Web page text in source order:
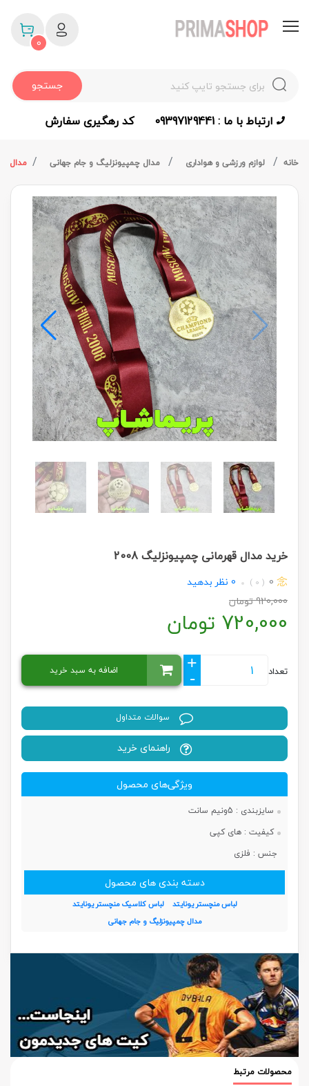
جستجو
0
ارتباط با ما : 09397129441 کد رهگیری سفارش
خانه لوازم ورزشی و هواداری مدال چمپیونزلیگ و جام جهانی مدال
خرید مدال قهرمانی چمپیونزلیگ 2008
0
( 0 )
0 نظر بدهید
920,000تومان
720,000 تومان
تعداد
+
-
اضافه به سبد خرید
سوالات متداول
راهنمای خرید
ویژگی‌های محصول
سایزبندی : 5ونیم سانت
کیفیت : های کپی
جنس : فلزی
دسته بندی های محصول
لباس منچستر یونایتد
لباس کلاسیک منچستر یونایتد
مدال چمپیونزلیگ و جام جهانی
محصولات مرتبط